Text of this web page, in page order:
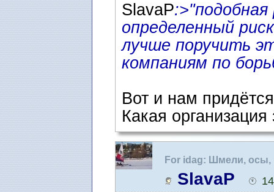
SlavaP
определенный
лучше поручить
компаниям по
Вот и нам
Какая
For idag: Шмели, осы,
SlavaP